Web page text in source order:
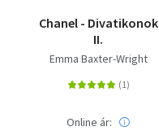
Chanel - Divatikonok
II.
Emma Baxter-Wright
Online ár: